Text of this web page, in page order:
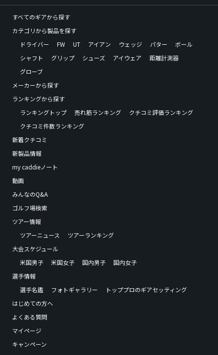
すべてのギアから探す
カテゴリから製品を探す
ドライバー
FW UT アイアン ウェッジ パター
ボール
シャフト
グリップ シューズ アイウェア
距離計測器
グローブ
メーカーから探す
ランキングから探す
ランキングトップ
売れ筋ランキング
クチコミ評価ランキング
クチコミ件数ランキング
新着クチコミ
新製品情報
my caddieノート
動画
みんなのQ&A
ゴルフ場検索
ツアー情報
ツアーニュース
ツアーランキング
大会スケジュール
米国男子
米国女子 国内男子
国内女子
選手情報
選手名鑑
フォトギャラリー
トッププロのギアセッティング
はじめての方へ
よくある質問
マイページ
キャンペーン